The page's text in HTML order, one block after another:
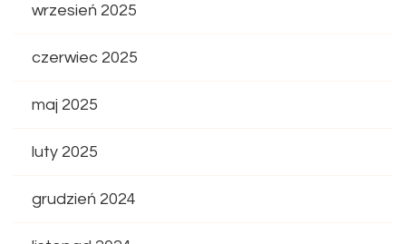
wrzesień 2025
czerwiec 2025
maj 2025
luty 2025
grudzień 2024